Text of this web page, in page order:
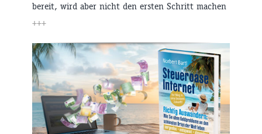
bereit, wird aber nicht den ersten Schritt machen
+++